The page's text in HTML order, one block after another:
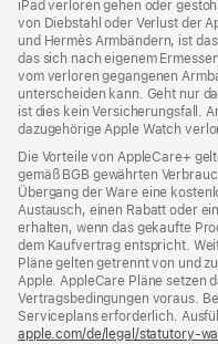
iPad verloren gehen oder
von Diebstahl oder Verlust der
und Hermès Armbändern, ist
das sich nach eigenem
vom verloren gegangenen
unterscheiden kann. Geht nur
ist dies kein Versicherungsfall.
dazugehörige Apple Watch
Die Vorteile von AppleCare+
gemäß BGB gewährten
Übergang der Ware eine
Austausch, einen Rabatt oder
erhalten, wenn das gekaufte
dem Kauf­vertrag ent­spricht.
Pläne gelten getrennt von und
Apple. AppleCare Pläne setzen
Vertragsbedingungen voraus.
Serviceplans erfor­der­lich.
apple.com/de/legal/statutory-